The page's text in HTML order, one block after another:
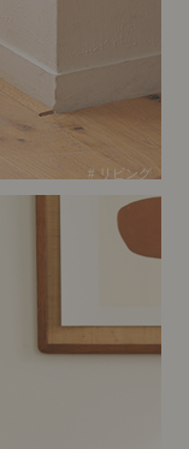
# リビング